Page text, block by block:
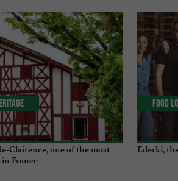
Clairence, one of the most
France
Ederki,
Food